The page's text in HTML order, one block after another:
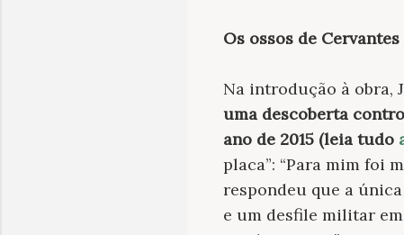
Os ossos de Cervantes
Na introdução à obra,
uma descoberta
ano de 2015 (leia tudo
placa”: “Para mim foi
respondeu que a
e um desfile militar